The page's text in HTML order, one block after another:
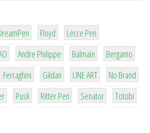
1 2
Floyd
2
Lecce Pen
1
Andre Philippe
4
Balmain
26
Bergamo
4
Ferraghini
42
Gildan
4
LINE ART
90
No Brand
2
Pusk
22
Ritter Pen
15
Senator
43
Totobi